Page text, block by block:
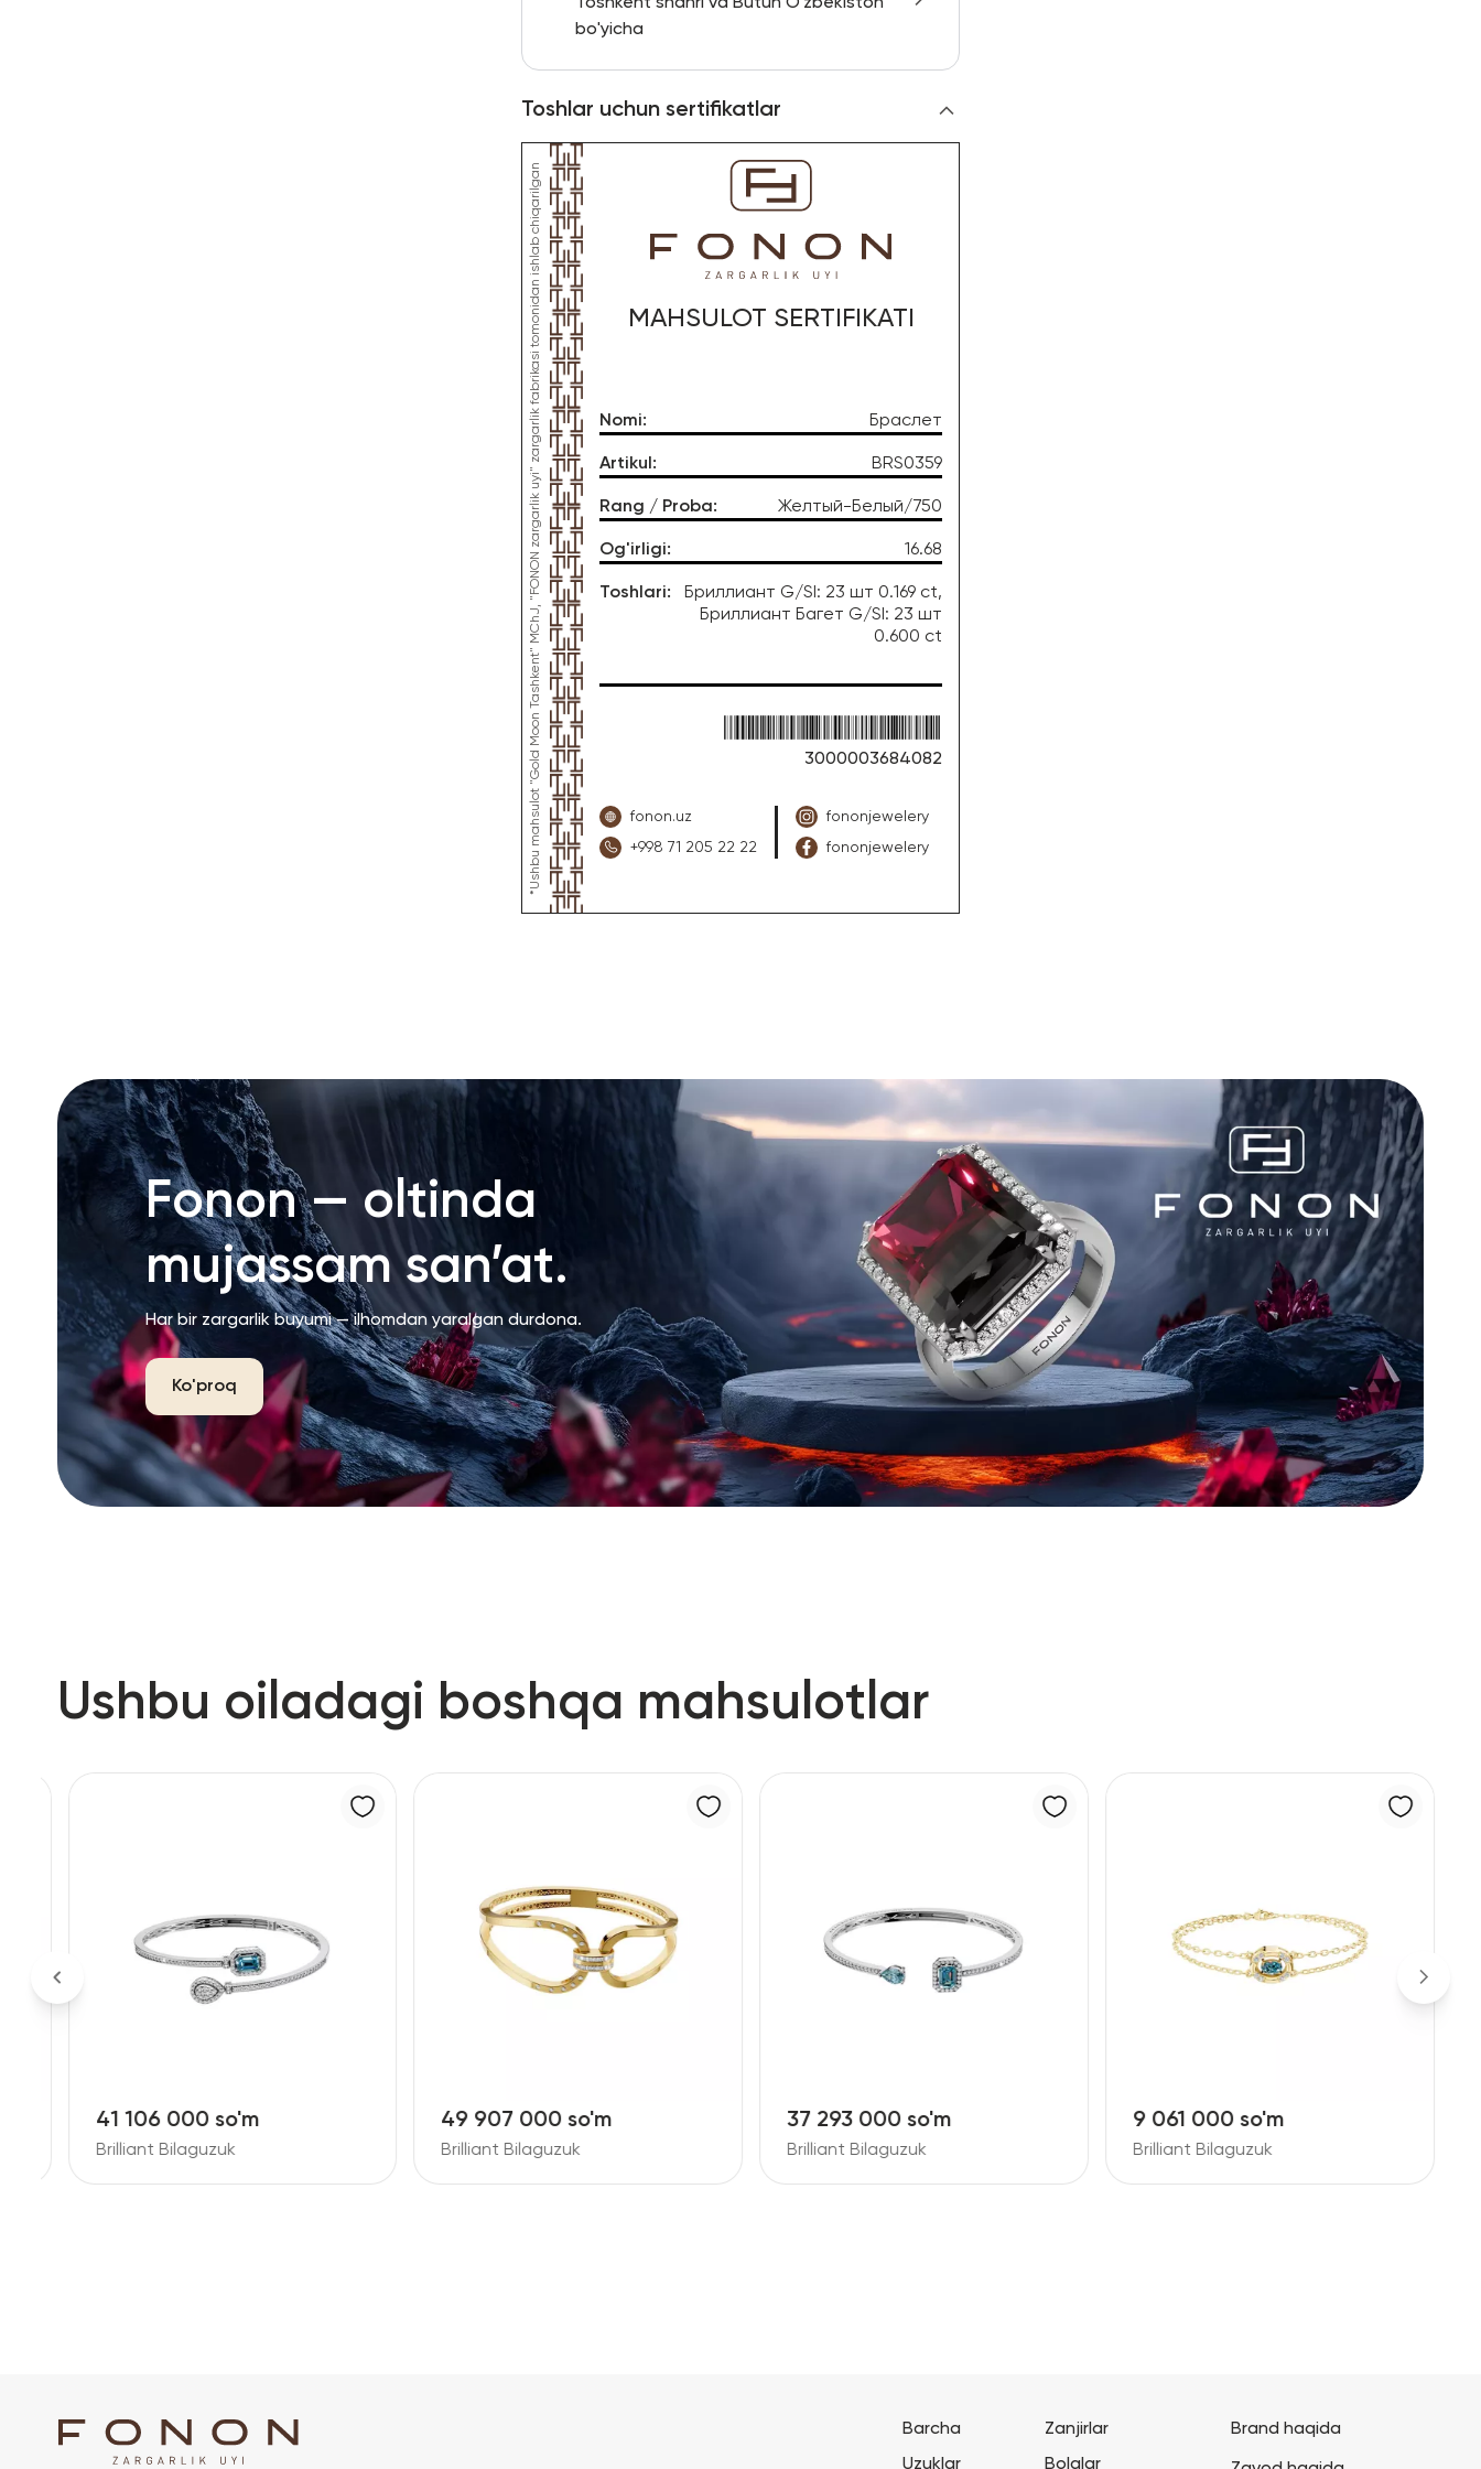
bo'yicha
Toshlar uchun sertifikatlar
*Ushbu mahsulot "Gold Moon Tashkent" MChJ, "FONON zargarlik uyi" zargarlik fabrikasi tomonidan ishlab chiqarilgan MAHSULOT SERTIFIKATI
Nomi: Браслет
Artikul : BRS0359
Rang / Proba: Желтый-Белый/750
Og'irligi: 16.68
Toshlari:
Бриллиант G/SI: 23 шт 0.169 ct,
Бриллиант Багет G/SI: 23 шт
0.600 ct
3000003684082
fonon.uz
+998 71 205 22 22
fononjewelery
fononjewelery
Fonon — oltinda
mujassam san’at.
Har bir zargarlik buyumi — ilhomdan yaralgan durdona.
Ko'proq
Ushbu oiladagi boshqa mahsulotlar
41 106 000 so'm
Brilliant Bilaguzuk
49 907 000 so'm
Brilliant Bilaguzuk
37 293 000 so'm
Brilliant Bilaguzuk
9 061 000 so'm
Brilliant Bilaguzuk
Barcha
Uzuklar
Zanjirlar
Bolalar
Brand haqida